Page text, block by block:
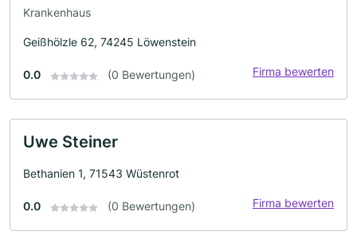
Krankenhaus
Geißhölzle 62, 74245 Löwenstein
0.0 (0 Bewertungen) Firma bewerten
Uwe Steiner
Bethanien 1, 71543 Wüstenrot
0.0 (0 Bewertungen) Firma bewerten